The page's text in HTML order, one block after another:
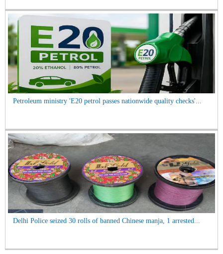
Petroleum ministry 'E20 petrol passes nationwide quality checks'...
Delhi Police seized 30 rolls of banned Chinese manja, 1 arrested...